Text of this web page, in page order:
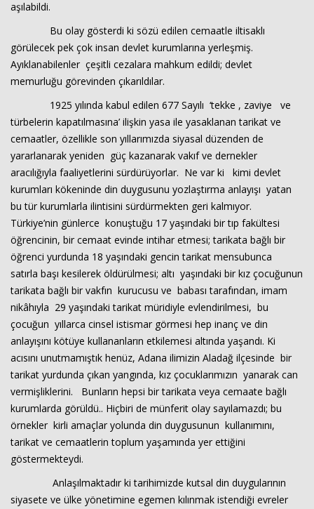
aşılabildi.
Bu olay gösterdi ki sözü edilen cemaatle iltisaklı
görülecek pek çok insan devlet kurumlarına yerleşmiş.
Ayıklanabilenler çeşitli cezalara mahkum edildi; devlet
memurluğu görevinden çıkarıldılar.
1925 yılında kabul edilen 677 Sayılı ‘tekke , zaviye ve
türbelerin kapatılmasına’ ilişkin yasa ile yasaklanan tarikat ve
cemaatler, özellikle son yıllarımızda siyasal düzenden de
yararlanarak yeniden güç kazanarak vakıf ve dernekler
aracılığıyla faaliyetlerini sürdürüyorlar. Ne var ki kimi devlet
kurumları kökeninde din duygusunu yozlaştırma anlayışı yatan
bu tür kurumlarla ilintisini sürdürmekten geri kalmıyor.
Türkiye’nin günlerce konuştuğu 17 yaşındaki bir tıp fakültesi
öğrencinin, bir cemaat evinde intihar etmesi; tarikata bağlı bir
öğrenci yurdunda 18 yaşındaki gencin tarikat mensubunca
satırla başı kesilerek öldürülmesi; altı yaşındaki bir kız çocuğunun
tarikata bağlı bir vakfın kurucusu ve babası tarafından, imam
nikâhıyla 29 yaşındaki tarikat müridiyle evlendirilmesi, bu
çocuğun yıllarca cinsel istismar görmesi hep inanç ve din
anlayışını kötüye kullananların etkilemesi altında yaşandı. Ki
acısını unutmamıştık henüz, Adana ilimizin Aladağ ilçesinde bir
tarikat yurdunda çıkan yangında, kız çocuklarımızın yanarak can
vermişliklerini. Bunların hepsi bir tarikata veya cemaate bağlı
kurumlarda görüldü.. Hiçbiri de münferit olay sayılamazdı; bu
örnekler kirli amaçlar yolunda din duygusunun kullanımını,
tarikat ve cemaatlerin toplum yaşamında yer ettiğini
göstermekteydi.
Anlaşılmaktadır ki tarihimizde kutsal din duygularının
siyasete ve ülke yönetimine egemen kılınmak istendiği evreler